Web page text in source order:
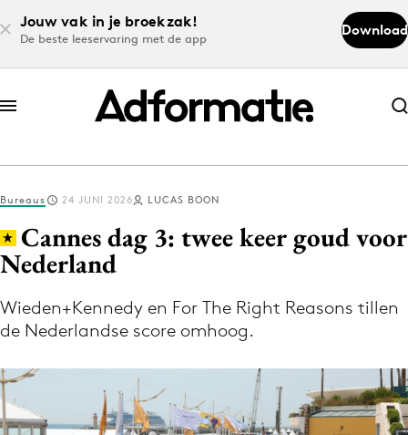
Jouw vak in je broekzak!
De beste leeservaring met de app
Download
Abonneer nu
Abonneer nu
Log in
Volg het laatste nieuws via de Adformatie
Nieuws app
Bureaus 24 JUNI 2026 LUCAS BOON
Cannes dag 3: twee keer goud voor
Nederland
Wieden+Kennedy en For The Right Reasons tillen
de Nederlandse score omhoog.